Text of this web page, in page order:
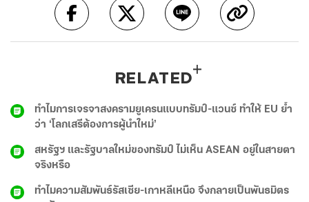
RELATED
ทำไมการเจรจาสงครามยูเครนแบบทรัมป์-แวนซ์ ทำให้ EU ย้ำ
ว่า ‘โลกเสรีต้องการผู้นำใหม่’
สหรัฐฯ และรัฐบาลใหม่ของทรัมป์ ไม่เห็น ASEAN อยู่ในสายตา
จริงหรือ
ทำไมความสัมพันธ์รัสเซีย-เกาหลีเหนือ จึงกลายเป็นพันธมิตร